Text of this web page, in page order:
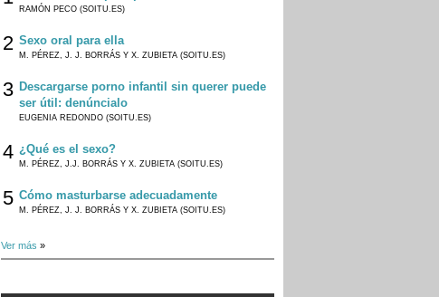
RAMÓN PECO (SOITU.ES)
2 Sexo oral para ella
M. PÉREZ, J. J. BORRÁS Y X. ZUBIETA (SOITU.ES)
3 Descargarse porno infantil sin querer puede
ser útil: denúncialo
EUGENIA REDONDO (SOITU.ES)
4 ¿Qué es el sexo?
M. PÉREZ, J.J. BORRÁS Y X. ZUBIETA (SOITU.ES)
5 Cómo masturbarse adecuadamente
M. PÉREZ, J. J. BORRÁS Y X. ZUBIETA (SOITU.ES)
Ver más »